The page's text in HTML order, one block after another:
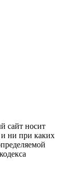
сайт носит
ни при каких